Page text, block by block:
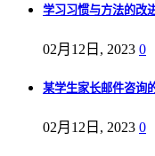
学习习惯与方法的改
02月12日, 2023 0
某学生家长邮件咨询
02月12日, 2023 0